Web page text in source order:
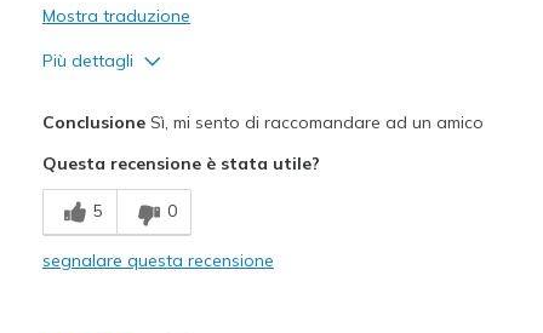
Mostra traduzione
Più dettagli
Breathe Well
Comfortable
ConclusioneSì, mi sento di raccomandare ad un amico
Questa recensione è stata utile?
5 0
segnalare questa recensione